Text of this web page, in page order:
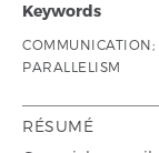
Keywords
COMMUNICATION;
PARALLELISM
RÉSUMÉ